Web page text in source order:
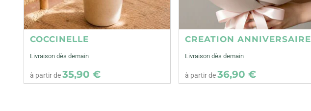
COCCINELLE
Livraison dès demain
à partir de35,90 €
CREATION ANNIVERSAIRE
Livraison dès demain
à partir de36,90 €